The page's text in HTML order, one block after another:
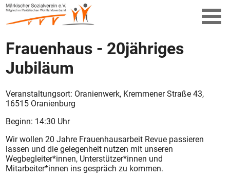
Frauenhaus - 20jähriges
Jubiläum
Veranstaltungsort: Oranienwerk, Kremmener Straße 43,
16515 Oranienburg
Beginn: 14:30 Uhr
Wir wollen 20 Jahre Frauenhausarbeit Revue passieren
lassen und die gelegenheit nutzen mit unseren
Wegbegleiter*innen, Unterstützer*innen und
Mitarbeiter*innen ins gespräch zu kommen.